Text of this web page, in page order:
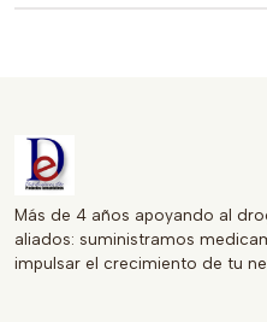
Más de 4 años apoyando al
aliados: suministramos
impulsar el crecimiento de tu